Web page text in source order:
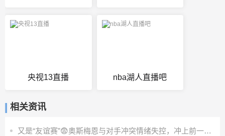
央视13直播 nba湖人直播吧
相关资讯
又是“友谊赛”😨奥斯梅恩与对手冲突情绪失控，冲上前一把推翻